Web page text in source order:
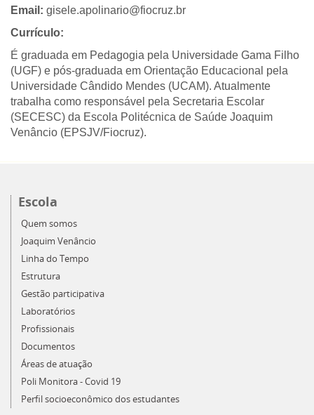
Email: gisele.apolinario@fiocruz.br
Currículo:
É graduada em Pedagogia pela Universidade Gama Filho
(UGF) e pós-graduada em Orientação Educacional pela
Universidade Cândido Mendes (UCAM). Atualmente
trabalha como responsável pela Secretaria Escolar
(SECESC) da Escola Politécnica de Saúde Joaquim
Venâncio (EPSJV/Fiocruz).
Escola
Quem somos
Joaquim Venâncio
Linha do Tempo
Estrutura
Gestão participativa
Laboratórios
Profissionais
Documentos
Áreas de atuação
Poli Monitora - Covid 19
Perfil socioeconômico dos estudantes